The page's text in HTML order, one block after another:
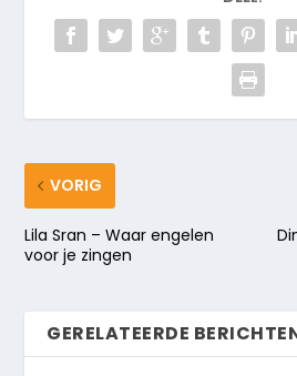
VORIG
Lila Sran – Waar engelen
voor je zingen
GERELATEERDE